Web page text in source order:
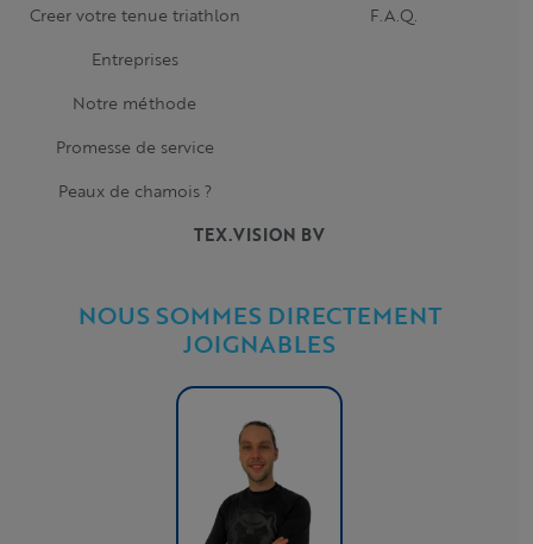
TEX.VISION BV
NOUS SOMMES DIRECTEMENT
JOIGNABLES
Creer votre tenue triathlon
Entreprises
Notre méthode
Promesse de service
Peaux de chamois ?
F.A.Q.